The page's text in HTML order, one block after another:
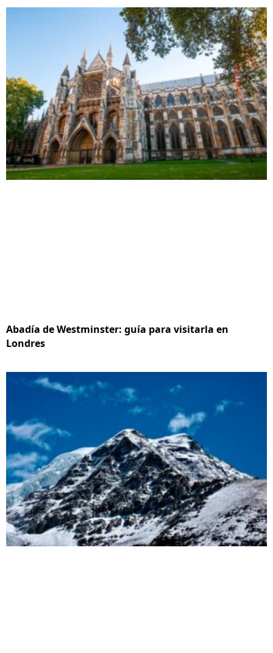
Abadía de Westminster: guía para visitarla en
Londres